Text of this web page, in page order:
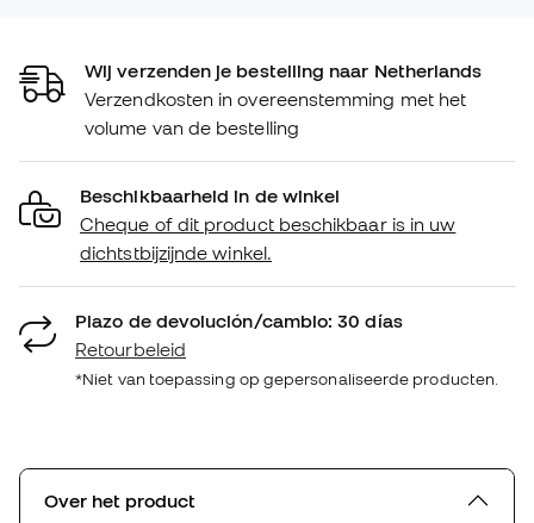
Wij verzenden je bestelling naar Netherlands
Verzendkosten in overeenstemming met het
volume van de bestelling
Beschikbaarheid in de winkel
Cheque of dit product beschikbaar is in uw
dichtstbijzijnde winkel.
Plazo de devolución/cambio: 30 días
Retourbeleid
*Niet van toepassing op gepersonaliseerde producten.
Over het product